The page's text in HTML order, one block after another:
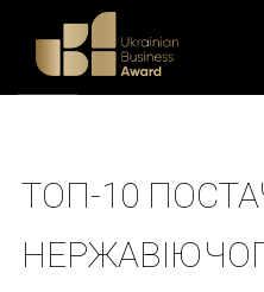
ТОП-10